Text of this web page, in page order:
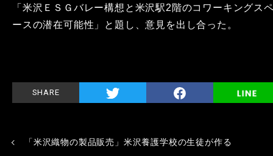
「米沢ＥＳＧバレー構想と米沢駅2階のコワーキングス
ースの潜在可能性」と題し、意見を出し合った。
SHARE
「米沢織物の製品販売」米沢養護学校の生徒が作る